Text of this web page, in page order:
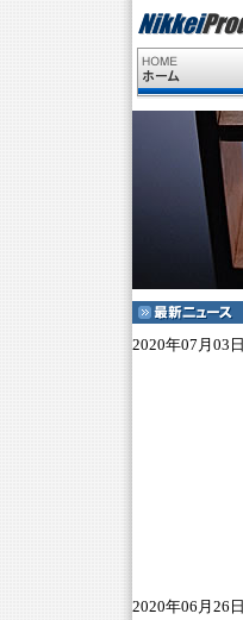
2020年07月03日
2020年06月26日